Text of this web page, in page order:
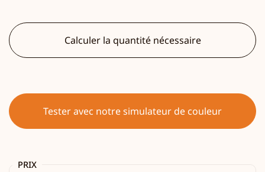
Calculer la quantité nécessaire
Tester avec notre simulateur de couleur
PRIX